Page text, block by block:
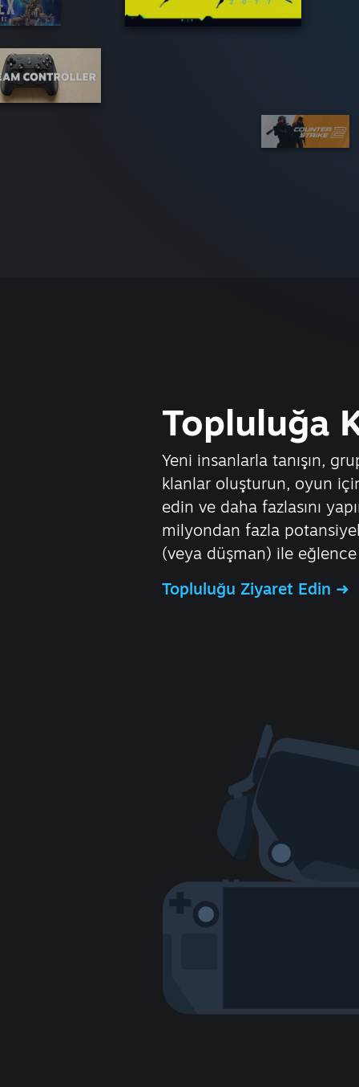
Topluluğa
Yeni insanlarla tanışın,
klanlar oluşturun, oyun
edin ve daha fazlasını
milyondan fazla
(veya düşman) ile
Topluluğu Ziyaret Edin